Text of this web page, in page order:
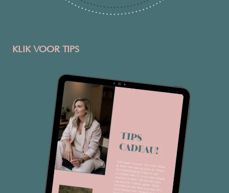
KLIK VOOR TIPS